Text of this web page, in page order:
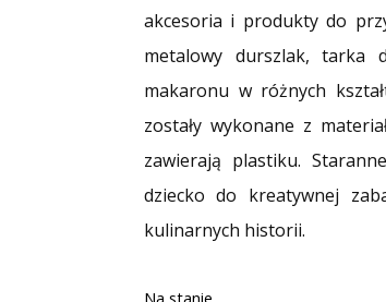
akcesoria i produkty do
metalowy durszlak, tarka
makaronu w różnych
zostały wykonane z
zawierają plastiku.
dziecko do kreatywnej
kulinarnych historii.